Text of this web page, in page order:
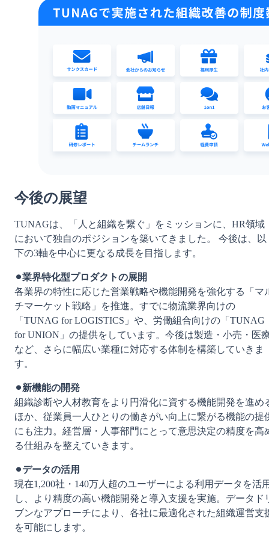
今後の展望
TUNAGは、「人と組織を繋ぐ」をミッションに、HR領域
において独自のポジションを築いてきました。 今後は、以
下の3軸を中心に更なる成長を目指します。
⚫︎業界特化型プロダクトの展開
各業界の特性に応じた営業戦略や機能開発を強化する「マ
チマーケット戦略」を推進。すでに物流業界向けの
「TUNAG for LOGISTICS」や、労働組合向けの「TUNAG
for UNION」の提供をしています。今後は製造・小売・医
など、さらに幅広い業種に対応する体制を構築していきま
す。
⚫︎新機能の開発
組織診断や人材教育をより円滑化に資する機能開発を進め
ほか、従業員一人ひとりの働きがい向上に繋がる機能の提
にも注力。経営層・人事部門にとって意思決定の精度を高
る仕組みを整えていきます。
⚫︎データの活用
現在1,200社・140万人超のユーザーによる利用データを活
し、より精度の高い機能開発と導入支援を実施。データド
ブンなアプローチにより、各社に最適化された組織運営支
を可能にします。